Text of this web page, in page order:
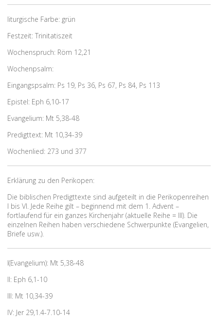
liturgische Farbe: grün
Festzeit: Trinitatiszeit
Wochenspruch: Röm 12,21
Wochenpsalm:
Eingangspsalm: Ps 19, Ps 36, Ps 67, Ps 84, Ps 113
Epistel: Eph 6,10-17
Evangelium: Mt 5,38-48
Predigttext: Mt 10,34-39
Wochenlied: 273 und 377
Erklärung zu den Perikopen:
Die biblischen Predigttexte sind aufgeteilt in die Perikopenreihen
I bis VI. Jede Reihe gilt – beginnend mit dem 1. Advent –
fortlaufend für ein ganzes Kirchenjahr (aktuelle Reihe = III). Die
einzelnen Reihen haben verschiedene Schwerpunkte (Evangelien,
Briefe usw.).
I(Evangelium): Mt 5,38-48
II: Eph 6,1-10
III: Mt 10,34-39
IV: Jer 29,1.4-7.10-14